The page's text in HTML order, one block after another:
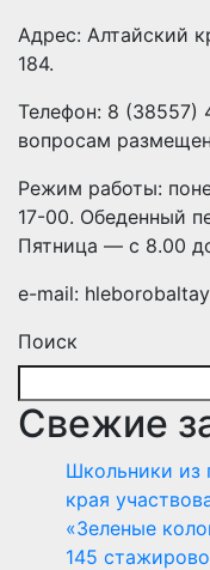
Адрес: Алтайский
184.
Телефон: 8 (38557)
вопросам
Режим работы:
17-00. Обеденный
Пятница — с 8.00
e-mail:
Поиск
Свежие
Школьники из
края
«Зеленые
145